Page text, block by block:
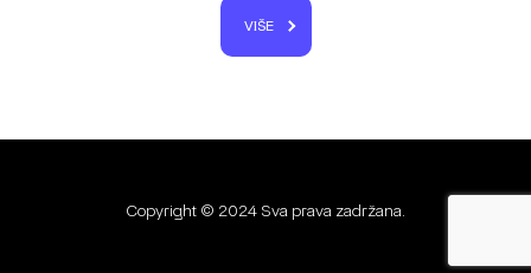
VIŠE
Copyright © 2024 Sva prava zadržana.